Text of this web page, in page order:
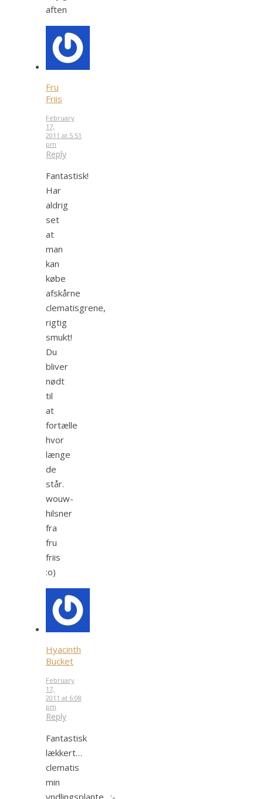
aften
Fru
Friis
February
17,
2011 at 5:51
pm
Reply
Fantastisk!
Har
aldrig
set
at
man
kan
købe
afskårne
clematisgrene,
rigtig
smukt!
Du
bliver
nødt
til
at
fortælle
hvor
længe
de
står.
wouw-
hilsner
fra
fru
friis
:o)
Hyacinth
Bucket
February
17,
2011 at 6:08
pm
Reply
Fantastisk
lækkert…
clematis
min
yndlingsplante…:-